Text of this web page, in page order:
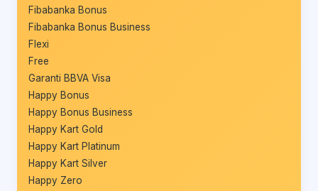
Fibabanka Bonus
Fibabanka Bonus Business
Flexi
Free
Garanti BBVA Visa
Happy Bonus
Happy Bonus Business
Happy Kart Gold
Happy Kart Platinum
Happy Kart Silver
Happy Zero